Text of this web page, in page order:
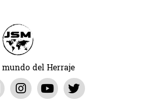
del Herraje